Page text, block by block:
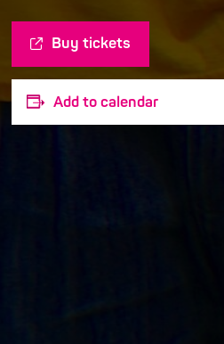
Buy tickets
Add to calendar